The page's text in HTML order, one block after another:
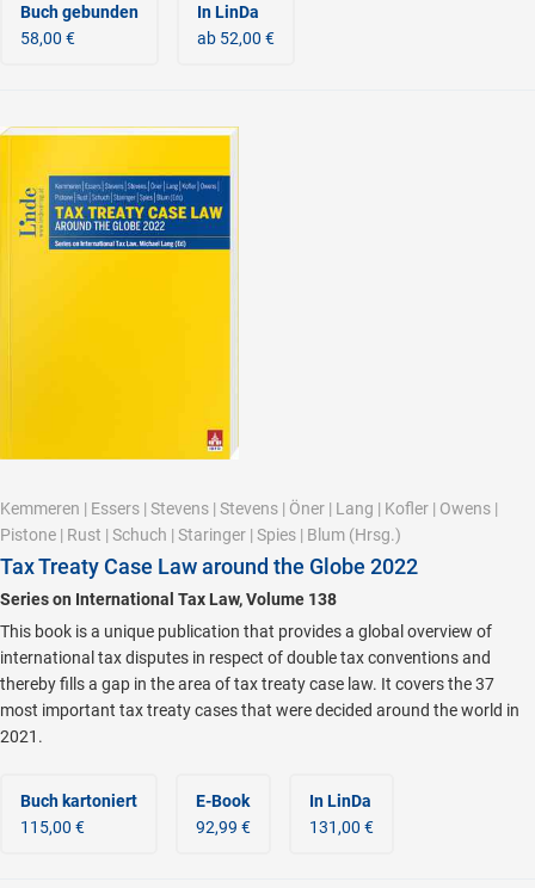
Buch gebunden
58,00 €
In LinDa
ab 52,00 €
Kemmeren | Essers | Stevens | Stevens | Öner | Lang | Kofler | Owens |
Pistone | Rust | Schuch | Staringer | Spies | Blum (Hrsg.)
Tax Treaty Case Law around the Globe 2022
Series on International Tax Law, Volume 138
This book is a unique publication that provides a global overview of
international tax disputes in respect of double tax conventions and
thereby fills a gap in the area of tax treaty case law. It covers the 37
most important tax treaty cases that were decided around the world in
2021.
Buch kartoniert
115,00 €
E-Book
92,99 €
In LinDa
131,00 €